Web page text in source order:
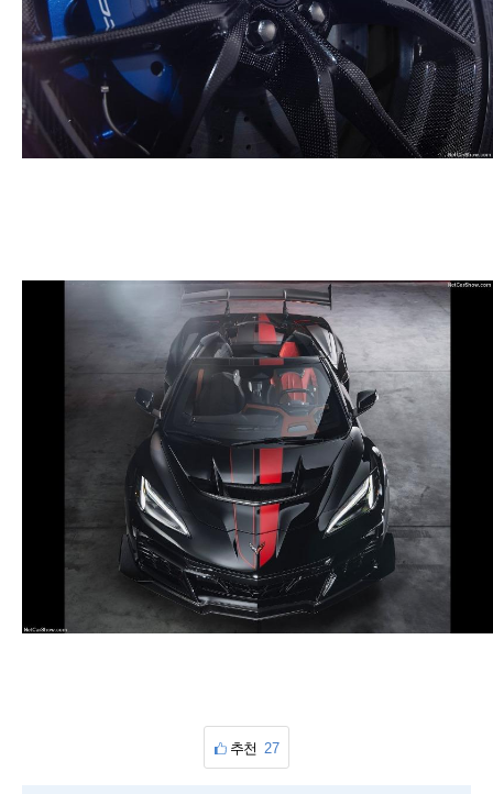
추천 27